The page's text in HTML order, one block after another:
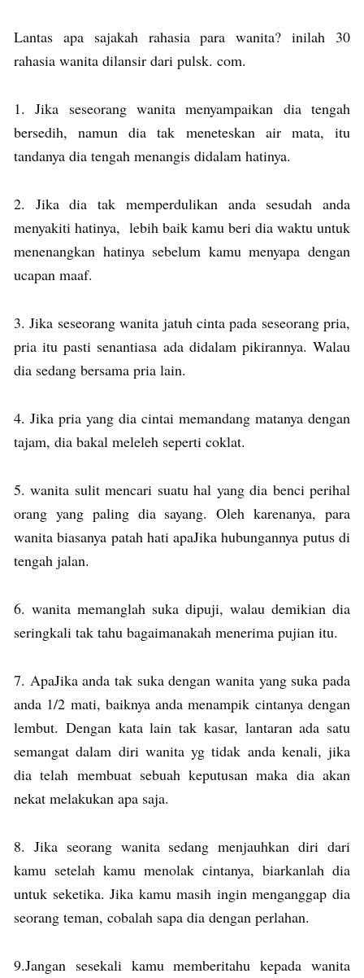
Lantas apa sajakah rahasia para wanita? inilah 30
rahasia wanita dilansir dari pulsk. com.
1. Jika seseorang wanita menyampaikan dia tengah
bersedih, namun dia tak meneteskan air mata, itu
tandanya dia tengah menangis didalam hatinya.
2. Jika dia tak memperdulikan anda sesudah anda
menyakiti hatinya, lebih baik kamu beri dia waktu untuk
menenangkan hatinya sebelum kamu menyapa dengan
ucapan maaf.
3. Jika seseorang wanita jatuh cinta pada seseorang pria,
pria itu pasti senantiasa ada didalam pikirannya. Walau
dia sedang bersama pria lain.
4. Jika pria yang dia cintai memandang matanya dengan
tajam, dia bakal meleleh seperti coklat.
5. wanita sulit mencari suatu hal yang dia benci perihal
orang yang paling dia sayang. Oleh karenanya, para
wanita biasanya patah hati apaJika hubungannya putus di
tengah jalan.
6. wanita memanglah suka dipuji, walau demikian dia
seringkali tak tahu bagaimanakah menerima pujian itu.
7. ApaJika anda tak suka dengan wanita yang suka pada
anda 1/2 mati, baiknya anda menampik cintanya dengan
lembut. Dengan kata lain tak kasar, lantaran ada satu
semangat dalam diri wanita yg tidak anda kenali, jika
dia telah membuat sebuah keputusan maka dia akan
nekat melakukan apa saja.
8. Jika seorang wanita sedang menjauhkan diri dari
kamu setelah kamu menolak cintanya, biarkanlah dia
untuk seketika. Jika kamu masih ingin menganggap dia
seorang teman, cobalah sapa dia dengan perlahan.
9.Jangan sesekali kamu memberitahu kepada wanita